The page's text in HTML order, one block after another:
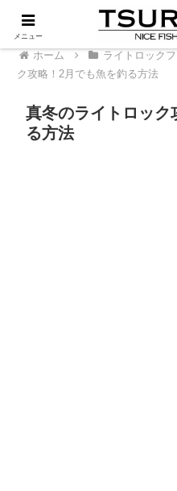
PR
ホーム ライトロック
ク攻略！2月でも魚を釣る方法
真冬のライトロック
る方法
メニュー